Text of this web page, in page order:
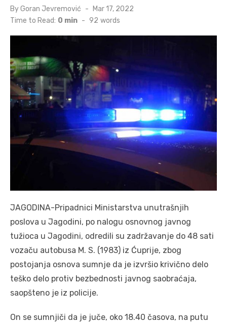
ByGoran Jevremović
Posted
on
Mar 17, 2022
Time to Read: 0 min - 92 words
JAGODINA-Pripadnici Ministarstva unutrašnjih
poslova u Jagodini, po nalogu osnovnog javnog
tužioca u Jagodini, odredili su zadržavanje do 48 sati
vozaču autobusa M. S. (1983) iz Ćuprije, zbog
postojanja osnova sumnje da je izvršio krivično delo
teško delo protiv bezbednosti javnog saobraćaja,
saopšteno je iz policije.
On se sumnjiči da je juče, oko 18.40 časova, na putu